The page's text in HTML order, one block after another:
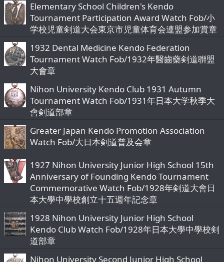
Elementary School Children's Kendo
Tournament Participation Award Watch Fob/小
学校児童剣道大会東京市児童体育会連盟参加賞章
1932 Dental Medicine Kendo Federation
Tournament Watch Fob/1932年醫齒藥剣道聨盟
大會章
Nihon University Kendo Club 1931 Autumn
Tournament Watch Fob/1931年日本大学秋季大
會剣道部章
Greater Japan Kendo Promotion Association
Watch Fob/大日本剣道普及会章
1927 Nihon University Junior High School 15th
Anniversary of Founding Kendo Tournament
Commemorative Watch Fob/1928年剣道大會日
本大學中學校創立十五週年記念章
1928 Nihon University Junior High School
Kendo Club Watch Fob/1928年日本大學中學校剣
道部章
Nihon University Second Junior High School